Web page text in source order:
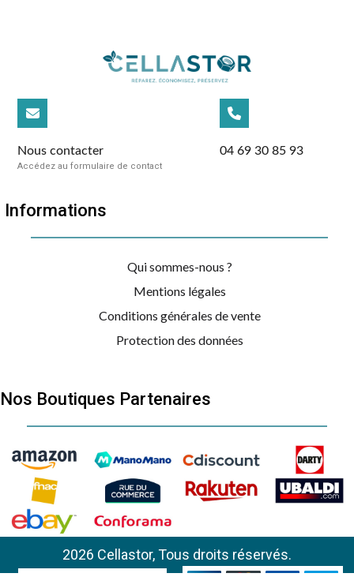
BOSCH B/S/H EX851
Nous contacter
Accédez au formulaire de contact
04 69 30 85 93
Informations
Qui sommes-nous ?
Mentions légales
Conditions générales de vente
Protection des données
Nos Boutiques Partenaires
2026 Cellastor, Tous droits réservés.